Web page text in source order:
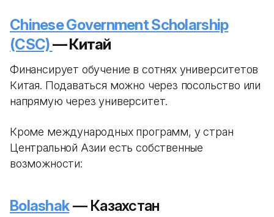
Chinese Government Scholarship
(CSC)— Китай
Финансирует обучение в сотнях университетов
Китая. Подаваться можно через посольство или
напрямую через университет.
Кроме международных программ, у стран
Центральной Азии есть собственные
возможности:
Bolashak— Казахстан